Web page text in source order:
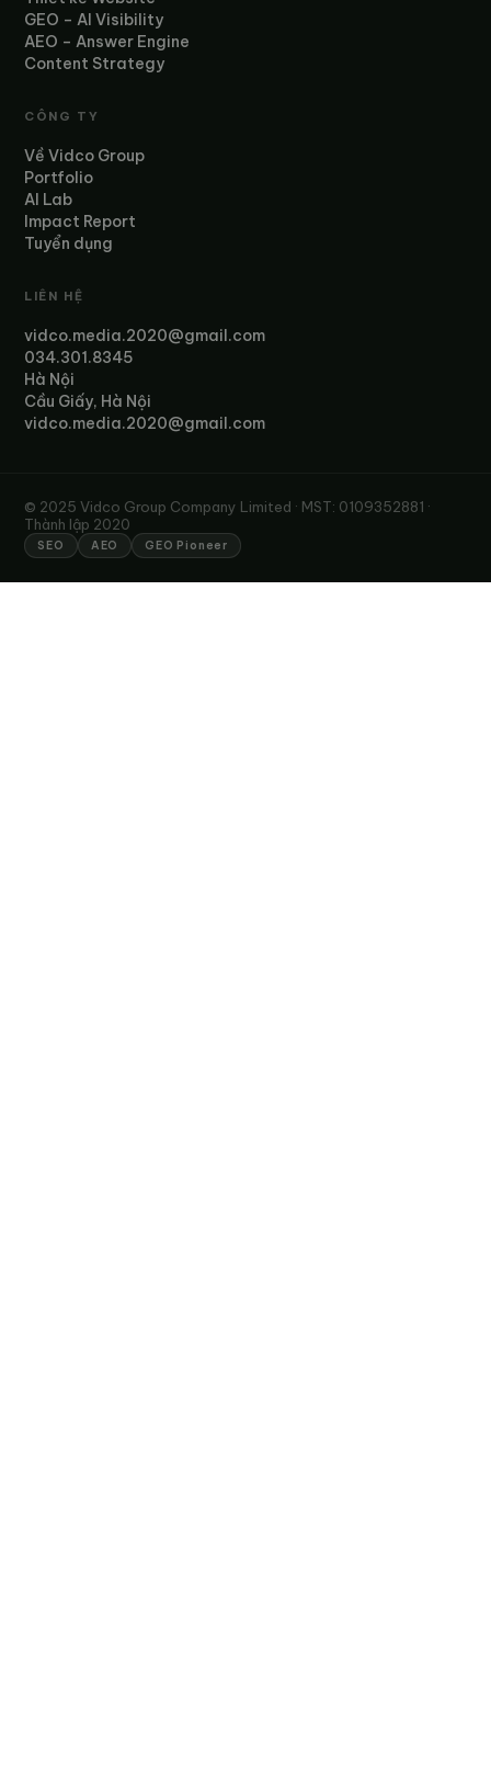
GEO – AI Visibility
AEO – Answer Engine
Content Strategy
CÔNG TY
Về Vidco Group
Portfolio
AI Lab
Impact Report
Tuyển dụng
LIÊN HỆ
vidco.media.2020@gmail.com
034.301.8345
Hà Nội
Cầu Giấy, Hà Nội
vidco.media.2020@gmail.com
© 2025 Vidco Group Company Limited · MST: 0109352881 ·
Thành lập 2020
SEO AEO GEO Pioneer